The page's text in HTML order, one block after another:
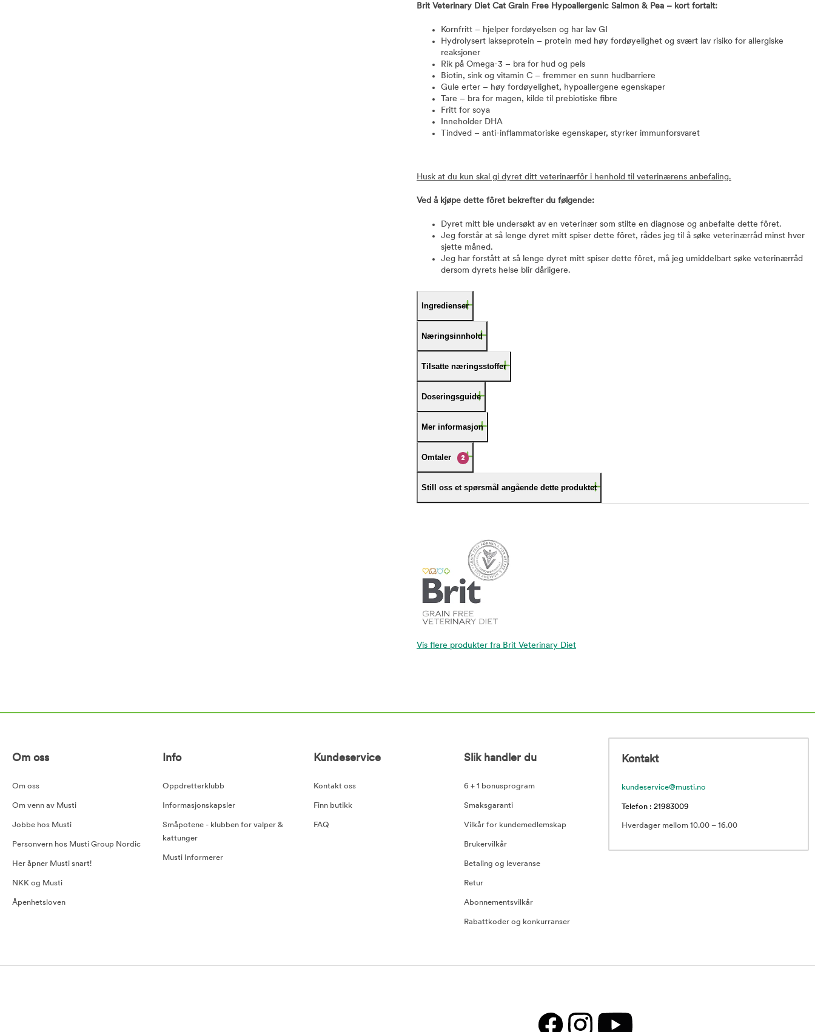
Brit Veterinary Diet Cat Grain Free Hypoallergenic Salmon & Pea – kort fortalt:
Kornfritt – hjelper fordøyelsen og har lav GI
Hydrolysert lakseprotein – protein med høy fordøyelighet og svært lav risiko for allergiske
reaksjoner
Rik på Omega-3 – bra for hud og pels
Biotin, sink og vitamin C – fremmer en sunn hudbarriere
Gule erter – høy fordøyelighet, hypoallergene egenskaper
Tare – bra for magen, kilde til prebiotiske fibre
Fritt for soya
Inneholder DHA
Tindved – anti-inflammatoriske egenskaper, styrker immunforsvaret
Husk at du kun skal gi dyret ditt veterinærfôr i henhold til veterinærens anbefaling.
Ved å kjøpe dette fôret bekrefter du følgende:
Dyret mitt ble undersøkt av en veterinær som stilte en diagnose og anbefalte dette fôret.
Jeg forstår at så lenge dyret mitt spiser dette fôret, rådes jeg til å søke veterinærråd minst hver
sjette måned.
Jeg har forstått at så lenge dyret mitt spiser dette fôret, må jeg umiddelbart søke veterinærråd
dersom dyrets helse blir dårligere.
Ingredienser
Næringsinnhold
Tilsatte næringsstoffer
Doseringsguide
Mer informasjon
Omtaler 2
Still oss et spørsmål angående dette produktet
Vis flere produkter fra Brit Veterinary Diet
Om oss
Om oss
Om venn av Musti
Jobbe hos Musti
Personvern hos Musti Group Nordic
Her åpner Musti snart!
NKK og Musti
Åpenhetsloven
Info
Oppdretterklubb
Informasjonskapsler
Småpotene - klubben for valper &
kattunger
Musti Informerer
Kundeservice
Kontakt oss
Finn butikk
FAQ
Slik handler du
6 + 1 bonusprogram
Smaksgaranti
Vilkår for kundemedlemskap
Brukervilkår
Betaling og leveranse
Retur
Abonnementsvilkår
Rabattkoder og konkurranser
Kontakt
kundeservice@musti.no
Telefon : 21983009
Hverdager mellom 10.00 – 16.00